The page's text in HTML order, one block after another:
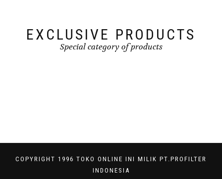
EXCLUSIVE PRODUCTS
Special category of products
COPYRIGHT 1996 TOKO ONLINE INI MILIK PT.PROFILTER
INDONESIA